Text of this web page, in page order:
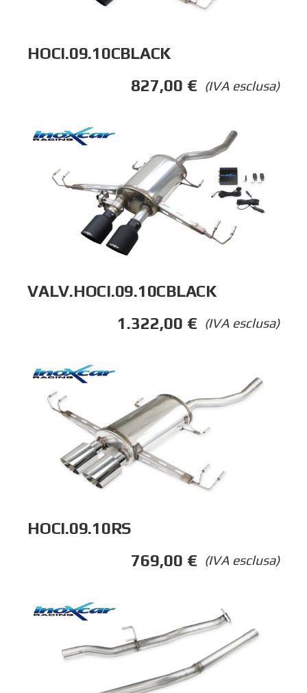
HOCI.09.10CBLACK
(IVA esclusa)
827,00 €
VALV.HOCI.09.10CBLACK
(IVA esclusa)
1.322,00 €
HOCI.09.10RS
(IVA esclusa)
769,00 €